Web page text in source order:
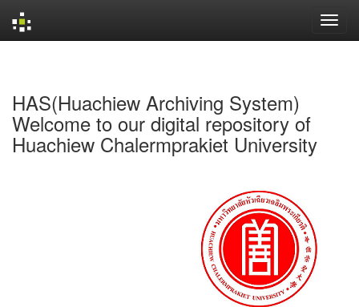
HAS(Huachiew Archiving System)
Welcome to our digital repository of
Huachiew Chalermprakiet University